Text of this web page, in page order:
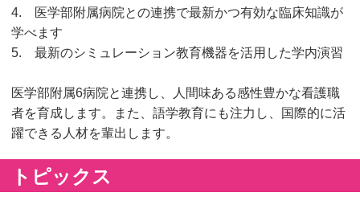
4. 医学部附属病院との連携で最新かつ有効な臨床知識が
学べます
5. 最新のシミュレーション教育機器を活用した学内演習
医学部附属6病院と連携し、人間味ある感性豊かな看護職
者を育成します。また、語学教育にも注力し、国際的に活
躍できる人材を輩出します。
トピックス